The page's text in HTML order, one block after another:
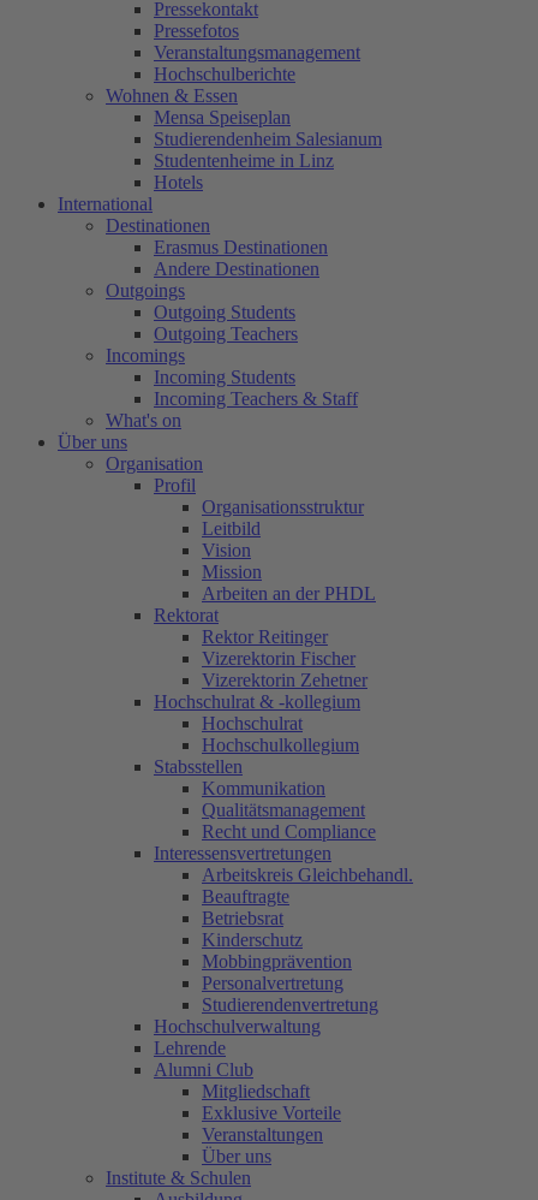
Pressekontakt
Pressefotos
Veranstaltungsmanagement
Hochschulberichte
Wohnen & Essen
Mensa Speiseplan
Studierendenheim Salesianum
Studentenheime in Linz
Hotels
International
Destinationen
Erasmus Destinationen
Andere Destinationen
Outgoings
Outgoing Students
Outgoing Teachers
Incomings
Incoming Students
Incoming Teachers & Staff
What's on
Über uns
Organisation
Profil
Organisationsstruktur
Leitbild
Vision
Mission
Arbeiten an der PHDL
Rektorat
Rektor Reitinger
Vizerektorin Fischer
Vizerektorin Zehetner
Hochschulrat & -kollegium
Hochschulrat
Hochschulkollegium
Stabsstellen
Kommunikation
Qualitätsmanagement
Recht und Compliance
Interessensvertretungen
Arbeitskreis Gleichbehandl.
Beauftragte
Betriebsrat
Kinderschutz
Mobbingprävention
Personalvertretung
Studierendenvertretung
Hochschulverwaltung
Lehrende
Alumni Club
Mitgliedschaft
Exklusive Vorteile
Veranstaltungen
Über uns
Institute & Schulen